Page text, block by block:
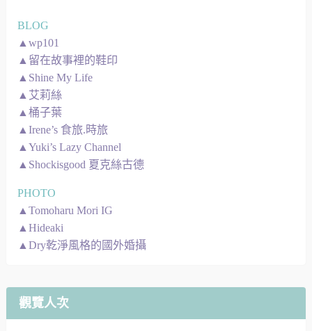
BLOG
▲wp101
▲留在故事裡的鞋印
▲Shine My Life
▲艾莉絲
▲桶子葉
▲Irene’s 食旅.時旅
▲Yuki’s Lazy Channel
▲Shockisgood 夏克絲古德
PHOTO
▲Tomoharu Mori IG
▲Hideaki
▲Dry乾淨風格的國外婚攝
觀覽人次